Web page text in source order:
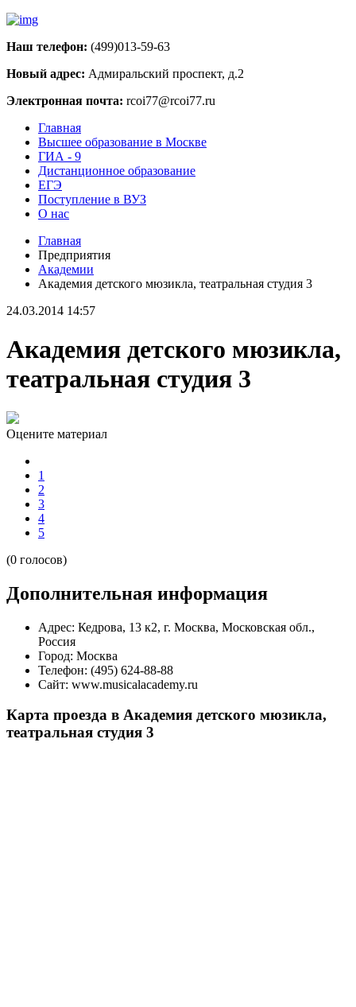
Наш телефон: (499)013-59-63
Новый адрес: Адмиральский проспект, д.2
Электронная почта: rcoi77@rcoi77.ru
Главная
Высшее образование в Москве
ГИА - 9
Дистанционное образование
ЕГЭ
Поступление в ВУЗ
О нас
Главная
Предприятия
Академии
Академия детского мюзикла, театральная студия 3
24.03.2014 14:57
Академия детского мюзикла,
театральная студия 3
Оцените материал
1
2
3
4
5
(0 голосов)
Дополнительная информация
Адрес: Кедрова, 13 к2, г. Москва, Московская обл.,
Россия
Город: Москва
Телефон: (495) 624-88-88
Сайт: www.musicalacademy.ru
Карта проезда в Академия детского мюзикла,
театральная студия 3